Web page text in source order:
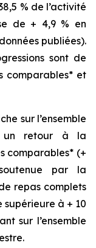
% de l’activité
de + 4,9 % en
publiées).
sont de
comparables* et
sur l’ensemble
un retour à la
comparables* (+
par la
repas complets
à + 10
sur l’ensemble